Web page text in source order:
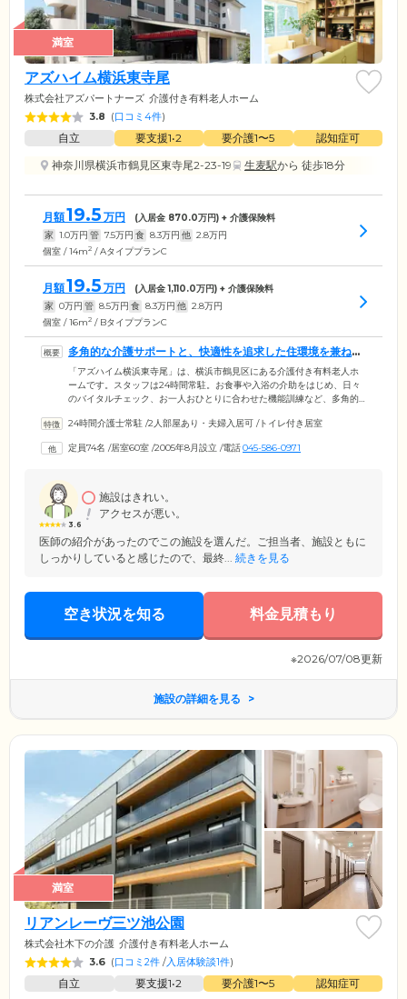
満室
アズハイム横浜東寺尾
株式会社アズパートナーズ 介護付き有料老人ホーム
3.8 (口コミ4件)
自立 要支援1•2 要介護1〜5
認知症可
神奈川県横浜市鶴見区東寺尾2-23-19
生麦駅から 徒歩18分
月額19.5 万円 (入居金 870.0万円) + 介護保険料
家 1.0万円 管 7.5万円 食 8.3万円 他 2.8万円
個室 / 14m2 / AタイププランC
月額19.5 万円 (入居金1,110.0万円) + 介護保険料
家 0万円 管 8.5万円 食 8.3万円 他 2.8万円
個室 / 16m2 / BタイププランC
多角的な介護サポートと、快適性を追求した住環境を兼ね備
えています
「アズハイム横浜東寺尾」は、横浜市鶴見区にある介護付き有料老人ホ
ームです。スタッフは24時間常駐。お食事や入浴の介助をはじめ、日々
のバイタルチェック、お一人おひとりに合わせた機能訓練など、多角的
なライフスタイルに寄り添った設備が充実。明るく開放的なロビーやダ
います。その日の気分の向くまま趣味の活動を楽しんだり、ゆったりと
てお引越ししたい方にも最適です。
24時間介護士常駐 /2人部屋あり・夫婦入居可 /トイレ付き居室
定員74名 /居室60室 /2005年8月設立 /電話045-586-0971
3.6
施設はきれい。
アクセスが悪い。
医師の紹介があったのでこの施設を選んだ。ご担当者、施設ともに
しっかりしていると感じたので、最終... 続きを見る
空き状況を知る 料金見積もり
※2026/07/08更新
施設の詳細を見る
満室
リアンレーヴ三ツ池公園
株式会社木下の介護 介護付き有料老人ホーム
3.6 (口コミ2件 /入居体験談1件)
自立 要支援1•2 要介護1〜5
認知症可